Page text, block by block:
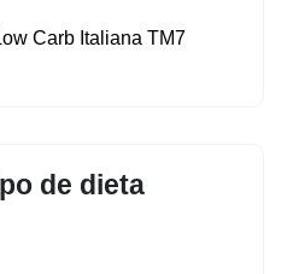
Carb Italiana TM7
de dieta